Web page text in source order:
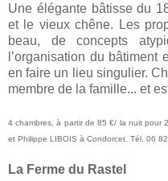
Une élégante bâtisse du
et le vieux chêne. Les
beau, de concepts
l’organisation du
en faire un lieu singulier.
membre de la famille... et
4 chambres, à partir de 85 €/ la nuit pour
et Philippe LIBOIS à Condorcet. Tél. 06
La Ferme du Rastel